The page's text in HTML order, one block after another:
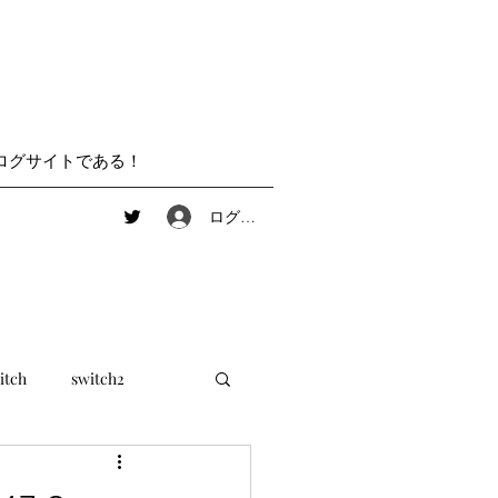
サイトである！
ログイン
switch2